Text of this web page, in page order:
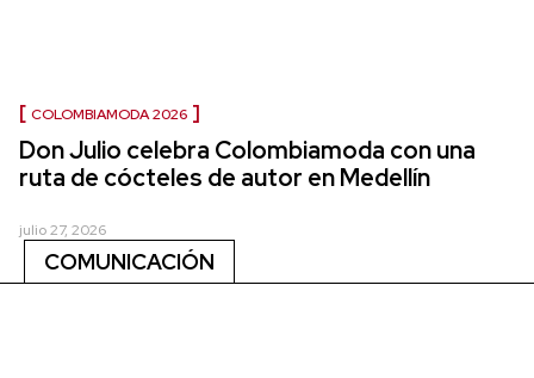
COLOMBIAMODA 2026
Don Julio celebra Colombiamoda con una
ruta de cócteles de autor en Medellín
julio 27, 2026
COMUNICACIÓN